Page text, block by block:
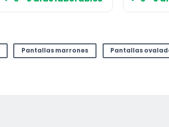
Pantallas marrones Pantallas